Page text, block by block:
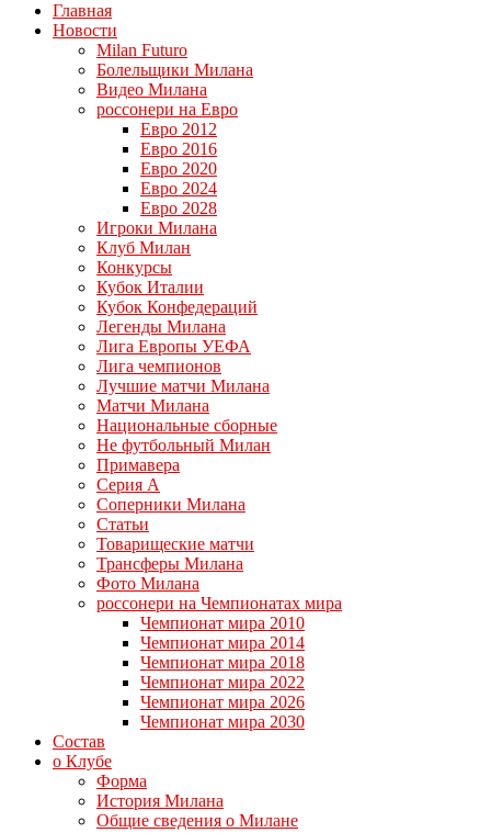
Главная
Новости
Milan Futuro
Болельщики Милана
Видео Милана
россонери на Евро
Евро 2012
Евро 2016
Евро 2020
Евро 2024
Евро 2028
Игроки Милана
Клуб Милан
Конкурсы
Кубок Италии
Кубок Конфедераций
Легенды Милана
Лига Европы УЕФА
Лига чемпионов
Лучшие матчи Милана
Матчи Милана
Национальные сборные
Не футбольный Милан
Примавера
Серия А
Соперники Милана
Статьи
Товарищеские матчи
Трансферы Милана
Фото Милана
россонери на Чемпионатах мира
Чемпионат мира 2010
Чемпионат мира 2014
Чемпионат мира 2018
Чемпионат мира 2022
Чемпионат мира 2026
Чемпионат мира 2030
Состав
о Клубе
Форма
История Милана
Общие сведения о Милане